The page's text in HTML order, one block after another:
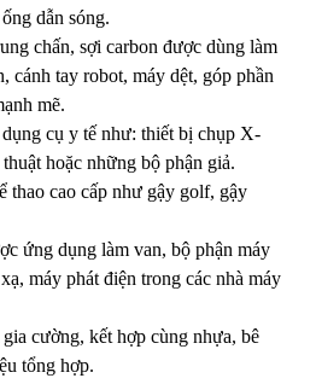
dẫn sóng.
chấn, sợi carbon được dùng làm
cánh tay robot, máy dệt, góp phần
mẽ.
cụ y tế như: thiết bị chụp X-
hoặc những bộ phận giả.
thao cao cấp như gậy golf, gậy
ứng dụng làm van, bộ phận máy
máy phát điện trong các nhà máy
cường, kết hợp cùng nhựa, bê
tổng hợp.